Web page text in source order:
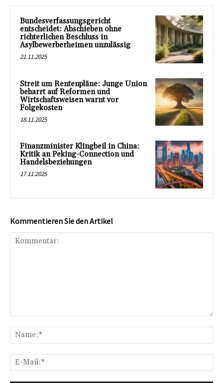
Bundesverfassungsgericht
entscheidet: Abschieben ohne
richterlichen Beschluss in
Asylbewerberheimen unzulässig
21.11.2025
Streit um Rentenpläne: Junge Union
beharrt auf Reformen und
Wirtschaftsweisen warnt vor
Folgekosten
18.11.2025
Finanzminister Klingbeil in China:
Kritik an Peking-Connection und
Handelsbeziehungen
17.11.2025
Kommentieren Sie den Artikel